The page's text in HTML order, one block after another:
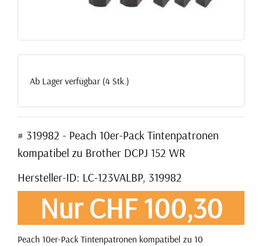
Ab Lager verfügbar (4 Stk.)
# 319982 - Peach 10er-Pack Tintenpatronen
kompatibel zu Brother DCPJ 152 WR
Hersteller-ID: LC-123VALBP, 319982
Nur CHF 100,30
Peach 10er-Pack Tintenpatronen kompatibel zu 10